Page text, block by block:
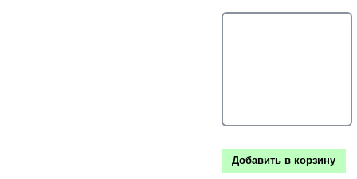
Добавить в корзину